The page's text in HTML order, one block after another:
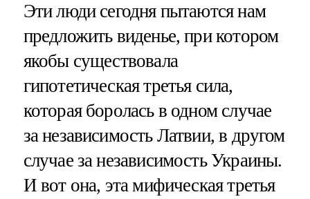
Эти люди сегодня пытаются нам
предложить виденье, при котором
якобы существовала
гипотетическая третья сила,
которая боролась в одном случае
за независимость Латвии, в другом
случае за независимость Украины.
И вот она, эта мифическая третья